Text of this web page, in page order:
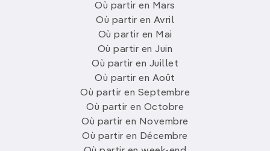
Où partir en Mars
Où partir en Avril
Où partir en Mai
Où partir en Juin
Où partir en Juillet
Où partir en Août
Où partir en Septembre
Où partir en Octobre
Où partir en Novembre
Où partir en Décembre